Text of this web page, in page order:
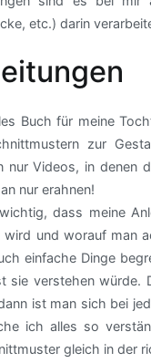
etc.) darin
Buch für meine
zur
nur Videos, in denen
nur erahnen!
dass meine
und worauf man
einfache Dinge
sie verstehen würde.
ist man sich bei
ich alles so
gleich in der